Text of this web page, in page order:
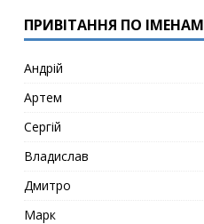
ПРИВІТАННЯ ПО ІМЕНАМ
Андрій
Артем
Сергій
Владислав
Дмитро
Марк